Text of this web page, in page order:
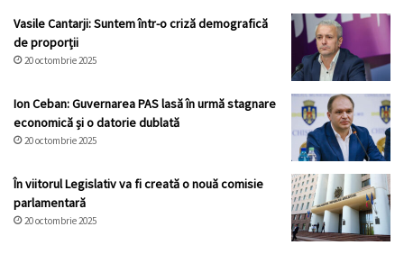
Vasile Cantarji: Suntem într-o criză demografică
de proporții
20 octombrie 2025
Ion Ceban: Guvernarea PAS lasă în urmă stagnare
economică și o datorie dublată
20 octombrie 2025
În viitorul Legislativ va fi creată o nouă comisie
parlamentară
20 octombrie 2025